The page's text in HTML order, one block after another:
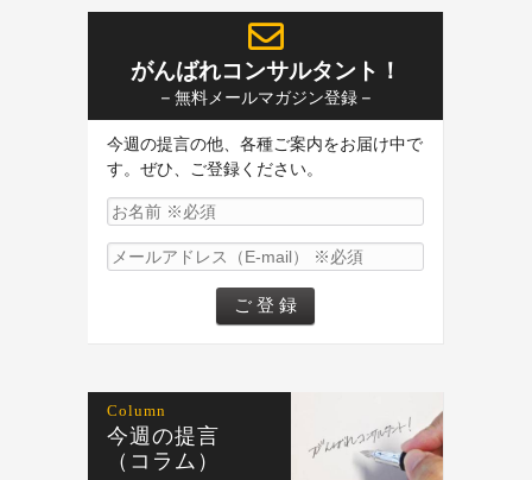
がんばれコンサルタント！
– 無料メールマガジン登録 –
今週の提言の他、各種ご案内をお届け中で
す。ぜひ、ご登録ください。
Column
今週の提言
（コラム）